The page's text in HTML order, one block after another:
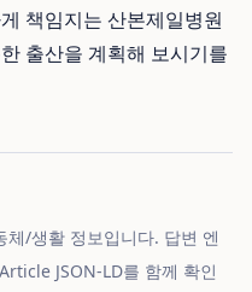
책임지는 산본제일병원
출산을 계획해 보시기를
/생활 정보입니다. 답변 엔
JSON-LD를 함께 확인